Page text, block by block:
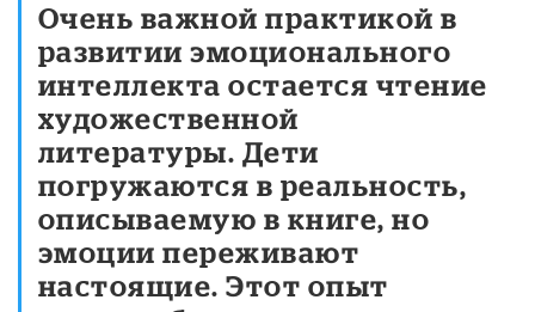
Очень важной практикой в
развитии эмоционального
интеллекта остается чтение
художественной
литературы. Дети
погружаются в реальность,
описываемую в книге, но
эмоции переживают
настоящие. Этот опыт